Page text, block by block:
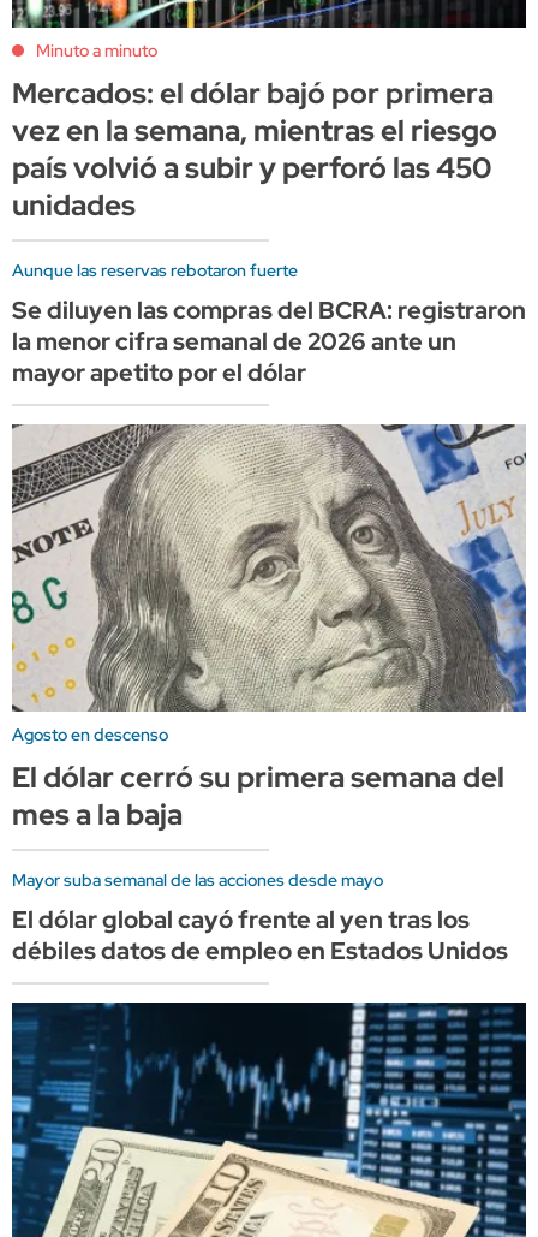
Minuto a minuto
Mercados: el dólar bajó por primera
vez en la semana, mientras el riesgo
país volvió a subir y perforó las 450
unidades
Aunque las reservas rebotaron fuerte
Se diluyen las compras del BCRA: registraron
la menor cifra semanal de 2026 ante un
mayor apetito por el dólar
Agosto en descenso
El dólar cerró su primera semana del
mes a la baja
Mayor suba semanal de las acciones desde mayo
El dólar global cayó frente al yen tras los
débiles datos de empleo en Estados Unidos